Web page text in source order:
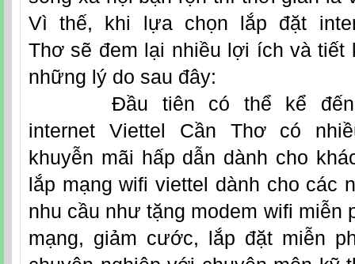
Vì thế, khi lựa chọn
lắp đặt
Thơ sẽ đem lại nhiều lợi ích và tiết
những lý do sau đây:
Đầu tiên có thể kể đến
internet Viettel Cần Thơcó
khuyễn mãi hấp dẫn dành cho
lắp mạng wifi viettel dành cho các
nhu cầu như tặng modem wifi miễn
mạng, giảm cước, lắp đặt miễn